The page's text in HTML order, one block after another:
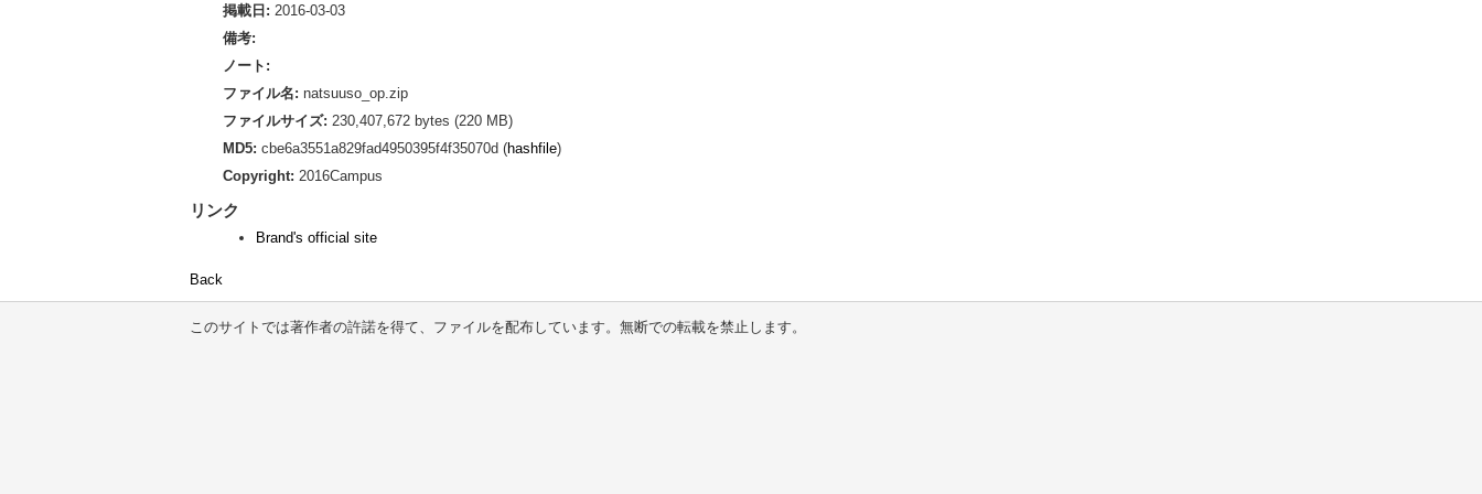
掲載日: 2016-03-03
備考:
ノート:
ファイル名: natsuuso_op.zip
ファイルサイズ: 230,407,672 bytes (220 MB)
MD5: cbe6a3551a829fad4950395f4f35070d (hashfile)
Copyright: 2016Campus
リンク
Brand's official site
Back
このサイトでは著作者の許諾を得て、ファイルを配布しています。無断での転載を禁止します。